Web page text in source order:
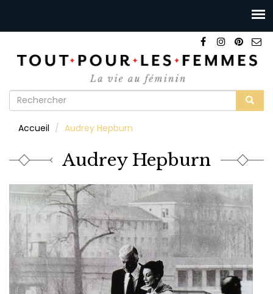
Formulaire
recherche
Accueil Audrey Hepburn
Audrey Hepburn